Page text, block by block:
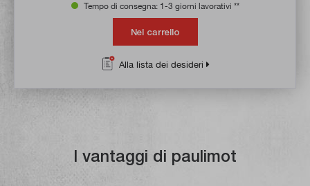
Tempo di consegna: 1-3 giorni lavorativi **
Nel carrello
Alla lista dei desideri
I vantaggi di paulimot